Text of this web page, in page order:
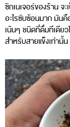
ซิกเนเจอร์ของร้าน จ
อะไรซับซ้อนมาก มันคื
เน้นๆ ชนิดที่ดื่มทีเดียว
สำหรับสายแข็งเท่านั้น